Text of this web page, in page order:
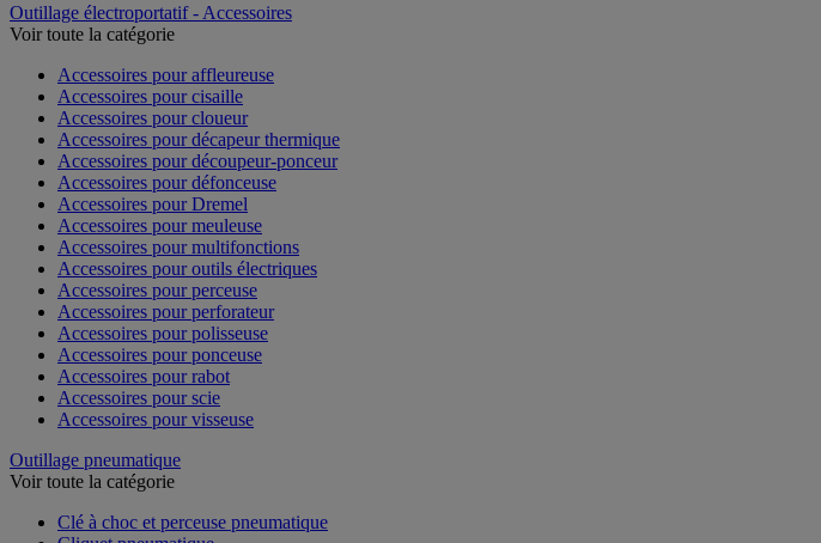
Outillage électroportatif - Accessoires
Voir toute la catégorie
Accessoires pour affleureuse
Accessoires pour cisaille
Accessoires pour cloueur
Accessoires pour décapeur thermique
Accessoires pour découpeur-ponceur
Accessoires pour défonceuse
Accessoires pour Dremel
Accessoires pour meuleuse
Accessoires pour multifonctions
Accessoires pour outils électriques
Accessoires pour perceuse
Accessoires pour perforateur
Accessoires pour polisseuse
Accessoires pour ponceuse
Accessoires pour rabot
Accessoires pour scie
Accessoires pour visseuse
Outillage pneumatique
Voir toute la catégorie
Clé à choc et perceuse pneumatique